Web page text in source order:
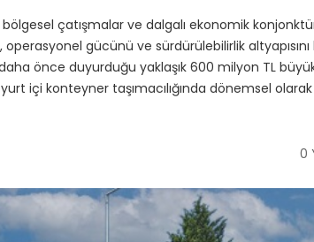
çatışmalar ve dalgalı ekonomik
gücünü ve sürdürülebilirlik
önce duyurduğu yaklaşık 600 milyon TL
içi konteyner taşımacılığında dönemsel
0